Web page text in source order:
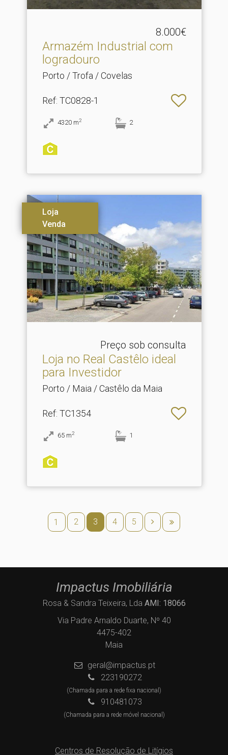
8.000€
Armazém Industrial com
logradouro
Porto / Trofa / Covelas
Ref: TC0828-1
4320 m2 2
Loja
Venda
Preço sob consulta
Loja no Real Castêlo ideal
para Investidor
Porto / Maia / Castêlo da Maia
Ref: TC1354
65 m2 1
1 2 3 4 5
Impactus Imobiliária
Rosa & Sandra Teixeira, Lda AMI: 18066
Via Padre Arnaldo Duarte, Nº 40
4475-402
Maia
geral@impactus.pt
223190272
(Chamada para a rede fixa nacional)
910481073
(Chamada para a rede móvel nacional)
Centros de Resolução de Litígios